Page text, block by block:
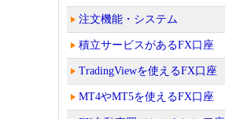
注文機能・システム
積立サービスがあるFX口座
TradingViewを使えるFX口座
MT4やMT5を使えるFX口座